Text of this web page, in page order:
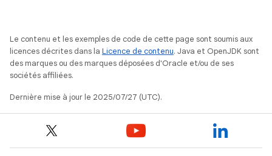
Le contenu et les exemples de code de cette page sont soumis aux
licences décrites dans la Licence de contenu. Java et OpenJDK sont
des marques ou des marques déposées d'Oracle et/ou de ses
sociétés affiliées.
Dernière mise à jour le 2025/07/27 (UTC).